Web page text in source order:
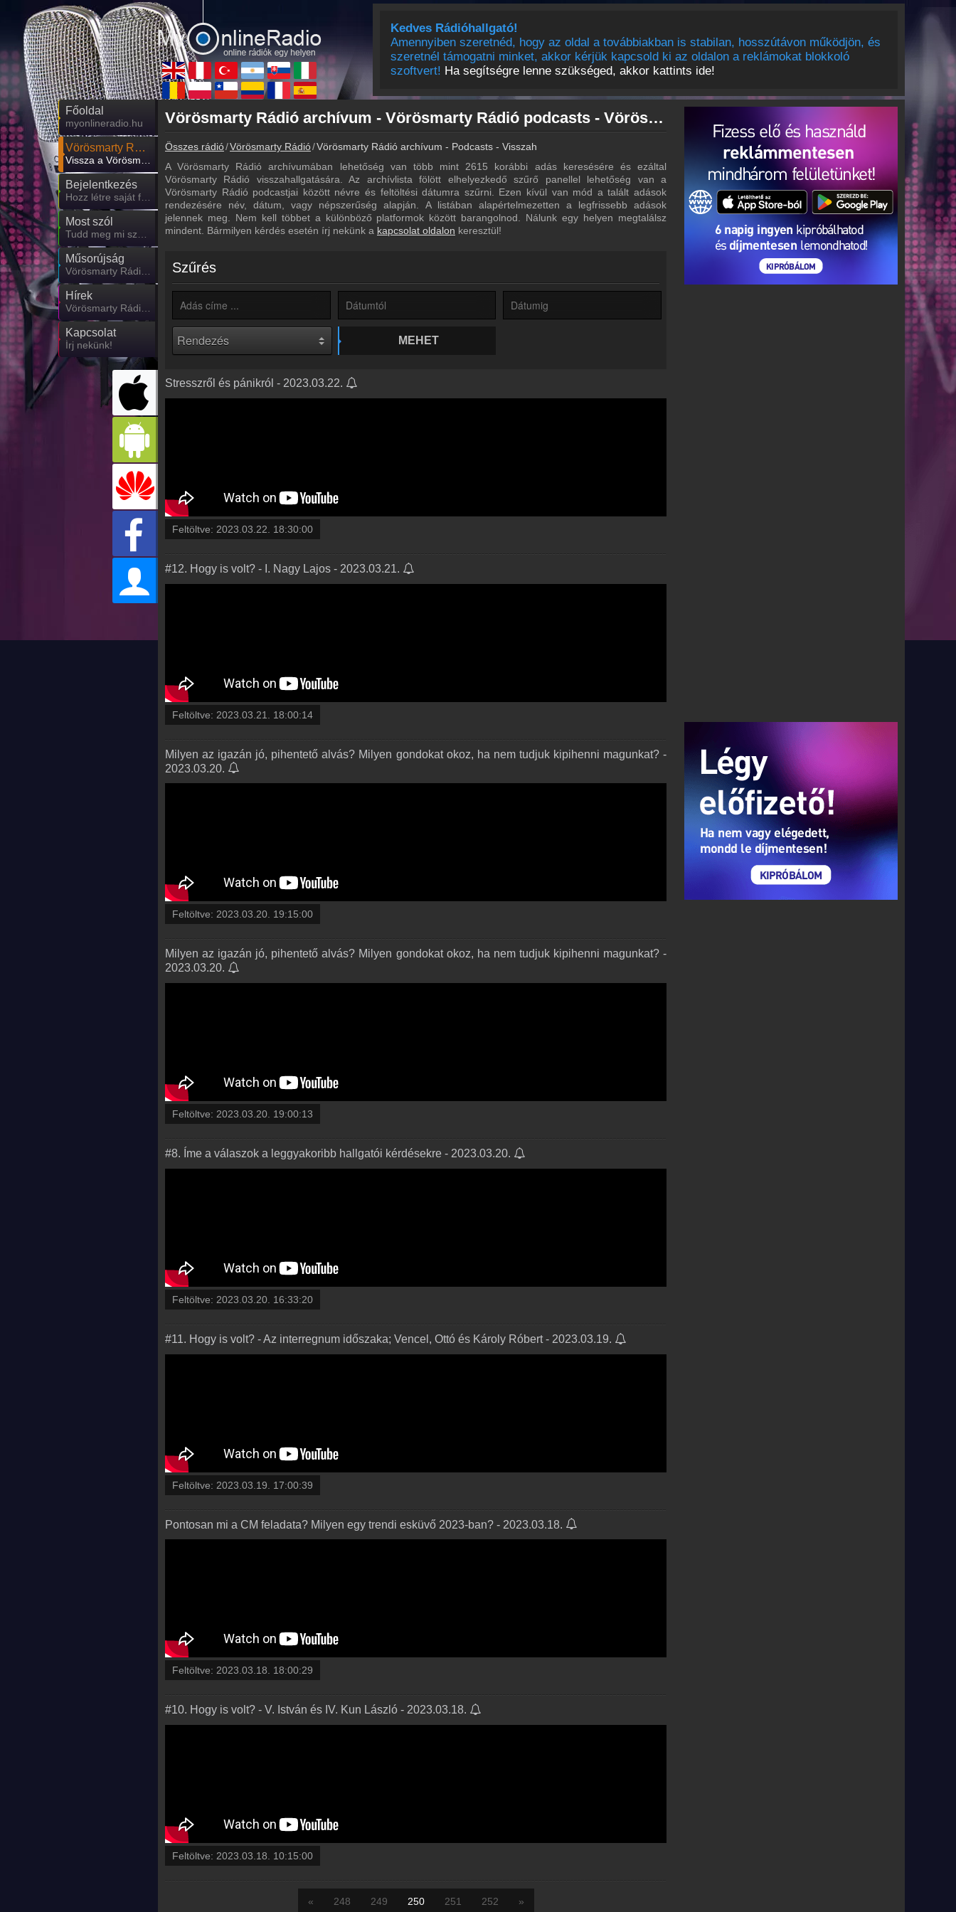
Kedves Rádióhallgató!
Amennyiben szeretnéd, hogy az oldal a továbbiakban is stabilan, hosszútávon működjön, és
szeretnél támogatni minket, akkor kérjük kapcsold ki az oldalon a reklámokat blokkoló
szoftvert! Ha segítségre lenne szükséged, akkor kattints ide!
Főoldal
myonlineradio.hu
Vörösmarty Rádió
Bejelentkezés
Most szól
Műsorújság
Hírek
Kapcsolat
Írj nekünk!
Vörösmarty Rádió archívum - Vörösmarty Rádió podcasts - Vörösmarty Rádió visszahallgatás
Összes rádió Vörösmarty Rádió Vörösmarty Rádió archívum - Podcasts - Visszahallgatás
A Vörösmarty Rádió archívumában lehetőség van több mint 2615 korábbi adás keresésére és ezáltal
Vörösmarty Rádió visszahallgatására. Az archívlista fölött elhelyezkedő szűrő panellel lehetőség van a
Vörösmarty Rádió podcastjai között névre és feltöltési dátumra szűrni. Ezen kívül van mód a talált adások
rendezésére név, dátum, vagy népszerűség alapján. A listában alapértelmezetten a legfrissebb adások
jelennek meg. Nem kell többet a különböző platformok között barangolnod. Nálunk egy helyen megtalálsz
mindent. Bármilyen kérdés esetén írj nekünk a kapcsolat oldalon keresztül!
Szűrés
MEHET
Stresszről és pánikról - 2023.03.22.
Feltöltve: 2023.03.22. 18:30:00
#12. Hogy is volt? - I. Nagy Lajos - 2023.03.21.
Feltöltve: 2023.03.21. 18:00:14
Milyen az igazán jó, pihentető alvás? Milyen gondokat okoz, ha nem tudjuk kipihenni magunkat? -
2023.03.20.
Feltöltve: 2023.03.20. 19:15:00
Milyen az igazán jó, pihentető alvás? Milyen gondokat okoz, ha nem tudjuk kipihenni magunkat? -
2023.03.20.
Feltöltve: 2023.03.20. 19:00:13
#8. Íme a válaszok a leggyakoribb hallgatói kérdésekre - 2023.03.20.
Feltöltve: 2023.03.20. 16:33:20
#11. Hogy is volt? - Az interregnum időszaka; Vencel, Ottó és Károly Róbert - 2023.03.19.
Feltöltve: 2023.03.19. 17:00:39
Pontosan mi a CM feladata? Milyen egy trendi esküvő 2023-ban? - 2023.03.18.
Feltöltve: 2023.03.18. 18:00:29
#10. Hogy is volt? - V. István és IV. Kun László - 2023.03.18.
Feltöltve: 2023.03.18. 10:15:00
« 248 249 250 251 252 »